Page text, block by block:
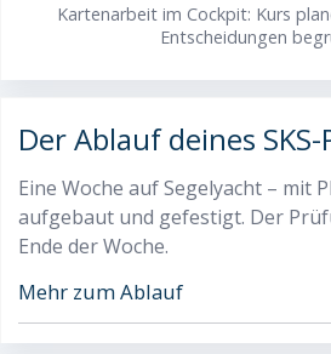
Kartenarbeit im Cockpit: Kurs
Entscheidungen
Der Ablauf deines
Eine Woche auf Segelyacht – mit
aufgebaut und gefestigt. Der
Ende der Woche.
Mehr zum Ablauf